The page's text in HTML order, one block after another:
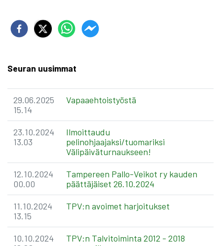
Seuran uusimmat
29.06.2025
15.14
Vapaaehtoistyöstä
23.10.2024
13.03
Ilmoittaudu
pelinohjaajaksi/tuomariksi
Välipäiväturnaukseen!
12.10.2024
00.00
Tampereen Pallo-Veikot ry kauden
päättäjäiset 26.10.2024
11.10.2024
13.15
TPV:n avoimet harjoitukset
10.10.2024
TPV:n Talvitoiminta 2012 - 2018